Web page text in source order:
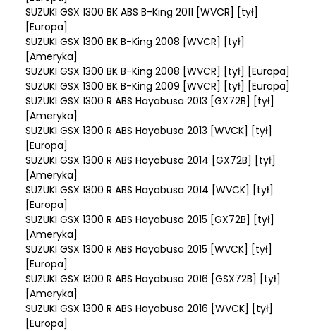
SUZUKI GSX 1300 BK ABS B-King 2011 [WVCR] [tył]
[Europa]
SUZUKI GSX 1300 BK B-King 2008 [WVCR] [tył]
[Ameryka]
SUZUKI GSX 1300 BK B-King 2008 [WVCR] [tył] [Europa]
SUZUKI GSX 1300 BK B-King 2009 [WVCR] [tył] [Europa]
SUZUKI GSX 1300 R ABS Hayabusa 2013 [GX72B] [tył]
[Ameryka]
SUZUKI GSX 1300 R ABS Hayabusa 2013 [WVCK] [tył]
[Europa]
SUZUKI GSX 1300 R ABS Hayabusa 2014 [GX72B] [tył]
[Ameryka]
SUZUKI GSX 1300 R ABS Hayabusa 2014 [WVCK] [tył]
[Europa]
SUZUKI GSX 1300 R ABS Hayabusa 2015 [GX72B] [tył]
[Ameryka]
SUZUKI GSX 1300 R ABS Hayabusa 2015 [WVCK] [tył]
[Europa]
SUZUKI GSX 1300 R ABS Hayabusa 2016 [GSX72B] [tył]
[Ameryka]
SUZUKI GSX 1300 R ABS Hayabusa 2016 [WVCK] [tył]
[Europa]